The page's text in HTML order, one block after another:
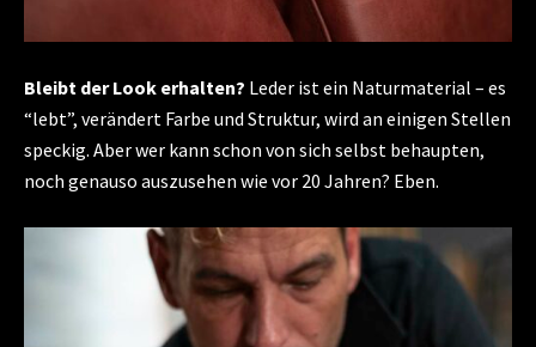
Bleibt der Look erhalten? Leder ist ein Naturmaterial – es
“lebt”, verändert Farbe und Struktur, wird an einigen Stellen
speckig. Aber wer kann schon von sich selbst behaupten,
noch genauso auszusehen wie vor 20 Jahren? Eben.